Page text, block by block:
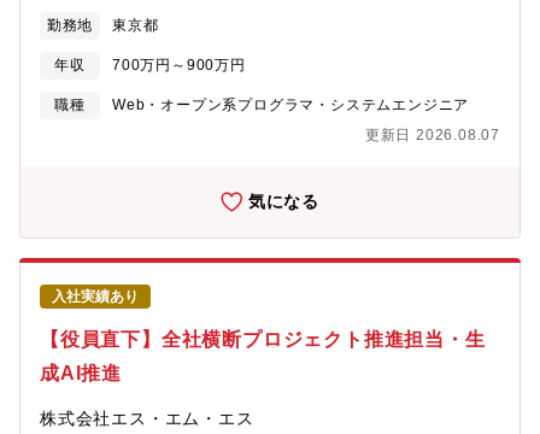
す。大手企業ならではの大量の市場データを活用したAI開発や、
DevOps／MLOpsにより、進化し続けるAI基盤を構築できます。
度な推論最適化に挑戦できます。UX起点で継続的に進化するSDV
アーキテクチャに関われる点が技術的優位性です。自らの技術が
くりを加速自動運転／ADAS／コックピット領域ではAI活用が急速
に拡大しています。同時に、車載AIには学習し続ける仕組みが不
可欠となりました。そのために：ViT/VLMなどのビジョンモデル
LLM/SLMを活用したAIエージェントMLOps/データ分析基盤クラ
ウド連携基盤AI向け車載ソフトアーキテクチャこれらを統合して
構築する専門チームを拡大中です。【職場情報】 ①組織ミッショ
ンと今後の方向性制御システム開発部は、クルマ軸(ADAS/AD次
世代システム)製品領域と、ヒト軸(コックピットやキャビン内乗員
側監視システム)製品領域をスコープとした先行開発を担う部署で
ら、後工程である量産開発に繋がる業務品質の維持確保の両立が
設計・開発・運用を一気通貫でご担当いただきます。サプライチ
ェーン全体の最適化に向け、データとロジックを駆使した意思決
定支援や業務改善に貢献していただくポジションです。■業務詳細
主な業務は、データ基盤の構築および大規模データのクレンジン
での実務全般です。経営指標やSCM関連データを多角的に分析
ます。また、3,000行以上の中規模Pythonアプリケーションのア
ーキテクチャ設計・機能追加・リファクタリング、共同開発環境
でのコード品質管理、ロギング設計と運用改善まで手掛けます。■
扱うサービス当社はカーテン、壁装材、床材、椅子生地、カーペ
ットなど多彩なインテリア商材の流通に強みを持ち、空間デザイ
ンや設計施工も手掛けています。■組織構成新設されたSCM統括
室で、全社の業務改革に直結するデータ活用を推進します。■業務
の魅力サプライチェーン全体の最適化に直結する領域で、データ
分析・アプリ開発の専門性を活かしつつ、経営視点の提案や新規
有、最新技術情報へのアクセスなど成長を後押しする環境があり
勤務地 東京都
年収 700万円～900万円
職種
Web・オープン系プログラマ・システムエンジニア
更新日 2026.08.07
気になる
入社実績あり
【役員直下】全社横断プロジェクト推進担当・生
成AI推進
株式会社エス・エム・エス